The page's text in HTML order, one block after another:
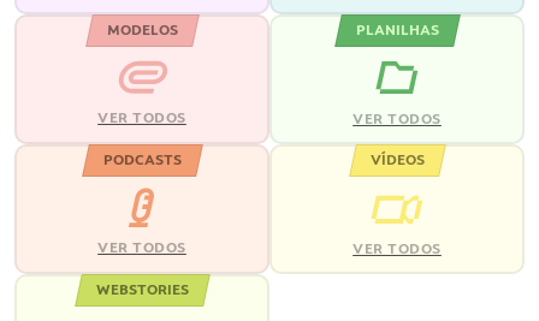
MODELOS
VER TODOS
PLANILHAS
VER TODOS
PODCASTS
VER TODOS
VÍDEOS
VER TODOS
WEBSTORIES